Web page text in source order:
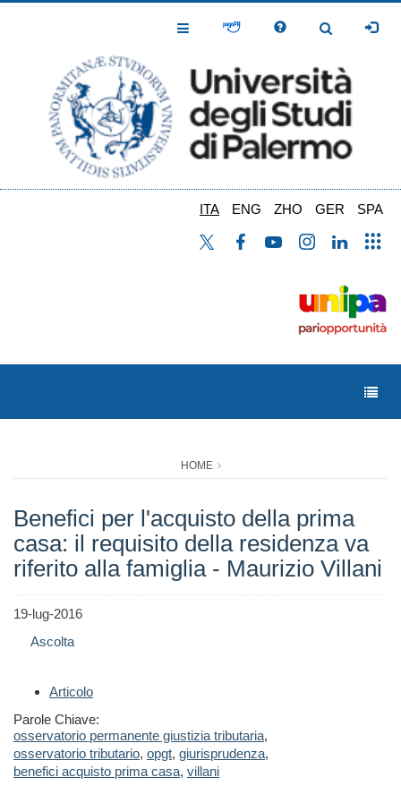
Toggle
Toggle
ITA ENG ZHO GER SPA
HOME
Benefici per l'acquisto della prima
casa: il requisito della residenza va
riferito alla famiglia - Maurizio Villani
19-lug-2016
Ascolta
Articolo
Parole Chiave:
osservatorio permanente giustizia tributaria,
osservatorio tributario, opgt, giurisprudenza,
benefici acquisto prima casa, villani